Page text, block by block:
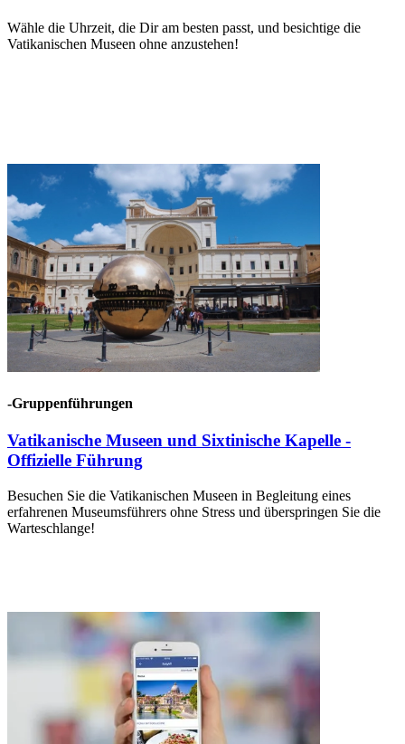
Wähle die Uhrzeit, die Dir am besten passt, und besichtige die
Vatikanischen Museen ohne anzustehen!
-Gruppenführungen
Vatikanische Museen und Sixtinische Kapelle -
Offizielle Führung
Besuchen Sie die Vatikanischen Museen in Begleitung eines
erfahrenen Museumsführers ohne Stress und überspringen Sie die
Warteschlange!